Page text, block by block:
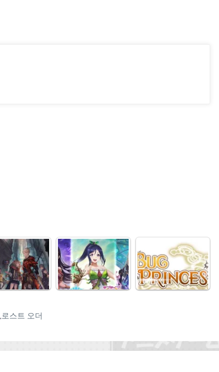
로스트 오더